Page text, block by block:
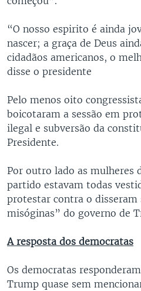
“O nosso espirito é ainda
nascer; a graça de Deus
cidadãos americanos, o
disse o presidente
Pelo menos oito
boicotaram a sessão em
ilegal e subversão da
Presidente.
Por outro lado as mulheres
partido estavam todas
protestar contra o
misóginas” do governo de
A resposta dos democratas
Os democratas
Trump quase sem